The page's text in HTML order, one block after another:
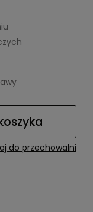
do przechowalni